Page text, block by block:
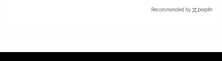
Recommended by